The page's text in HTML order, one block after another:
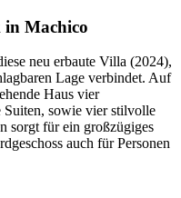
Machico
neu erbaute Villa (2024),
Lage verbindet. Auf
Haus vier
Suiten, sowie vier stilvolle
sorgt für ein großzügiges
auch für Personen